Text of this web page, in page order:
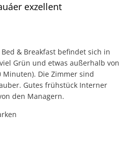
exzellent
& Breakfast befindet sich in
Grün und etwas außerhalb von
Minuten). Die Zimmer sind
Gutes frühstück Interner
den Managern.